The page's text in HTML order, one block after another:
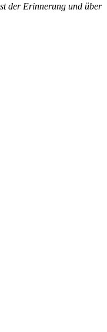
der Erinnerung und über